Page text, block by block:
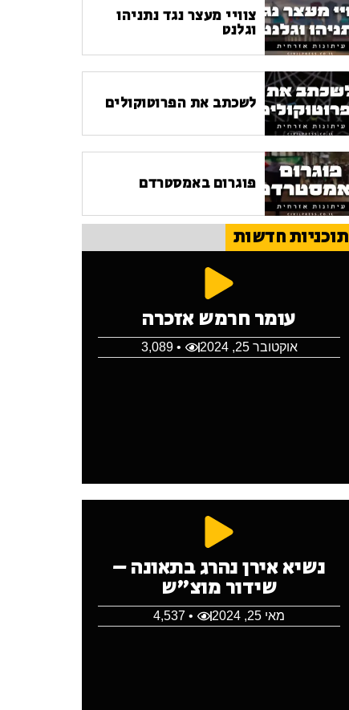
צוויי מעצר נגד נתניהו
וגלנט
לשכתב את הפרוטוקולים
פוגרום באמסטרדם
תוכניות חדשות
עומר חרמש אזכרה
אוקטובר 25, 2024 • 3,089
נשיא אירן נהרג בתאונה –
שידור מוצ"ש
מאי 25, 2024 • 4,537